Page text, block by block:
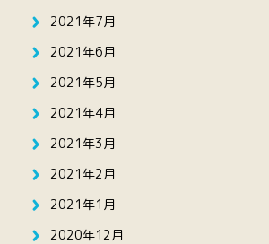
2021年7月
2021年6月
2021年5月
2021年4月
2021年3月
2021年2月
2021年1月
2020年12月